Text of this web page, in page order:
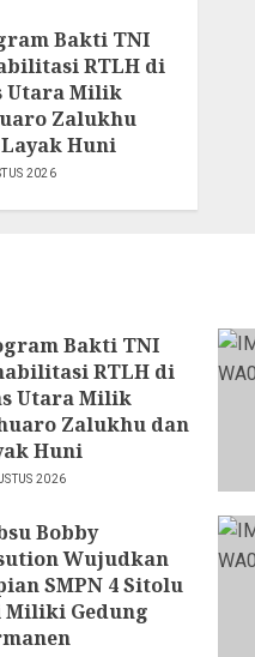
Bakti TNI
RTLH di
Utara Milik
Zalukhu
Huni
2026
Bakti TNI
RTLH di
Utara Milik
Zalukhu dan
Huni
2026
Bobby
Wujudkan
SMPN 4 Sitolu
Miliki Gedung